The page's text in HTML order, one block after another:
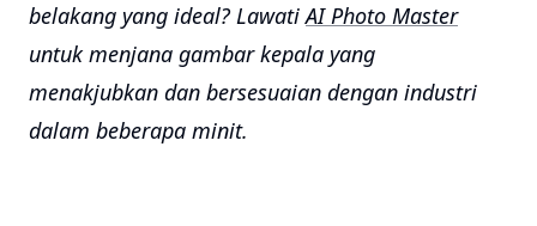
belakang yang ideal? LawatiAI Photo Master
untuk menjana gambar kepala yang
menakjubkan dan bersesuaian dengan industri
dalam beberapa minit.